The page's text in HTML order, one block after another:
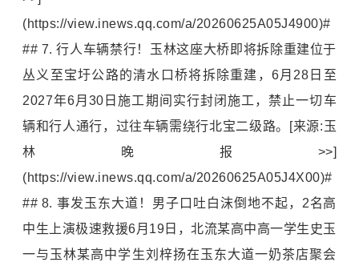
(https://view.inews.qq.com/a/20260625A05J4900)#
## 7. 行人车辆禁行！玉林这座大桥即将拆除重建位于
丛义至宝圩公路的清水口桥将拆除重建，6月28日至
2027年6月30日施工期间实行封闭施工，禁止一切车
辆和行人通行，过往车辆需绕行北宝二级路。[来源:玉
林晚报>>]
(https://view.inews.qq.com/a/20260625A05J4X00)#
## 8. 事发玉东大道！男子口吐白沫倒地不起，2名高
中生上演极速救援6月19日，北流某高中高一学生史玉
一与玉林某高中学生刘梓扬在玉东大道一奶茶店聚会